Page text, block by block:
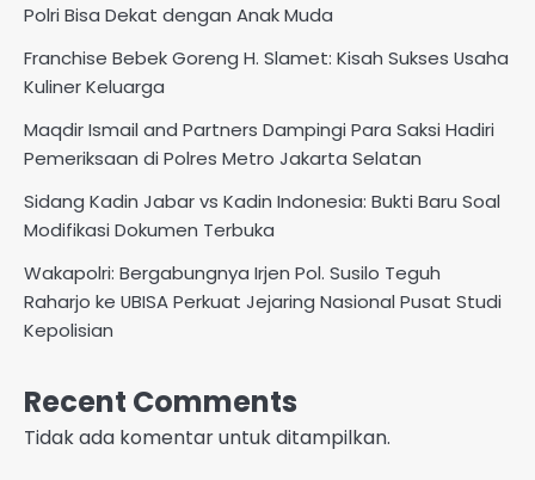
Polri Bisa Dekat dengan Anak Muda
Franchise Bebek Goreng H. Slamet: Kisah Sukses Usaha
Kuliner Keluarga
Maqdir Ismail and Partners Dampingi Para Saksi Hadiri
Pemeriksaan di Polres Metro Jakarta Selatan
Sidang Kadin Jabar vs Kadin Indonesia: Bukti Baru Soal
Modifikasi Dokumen Terbuka
Wakapolri: Bergabungnya Irjen Pol. Susilo Teguh
Raharjo ke UBISA Perkuat Jejaring Nasional Pusat Studi
Kepolisian
Recent Comments
Tidak ada komentar untuk ditampilkan.